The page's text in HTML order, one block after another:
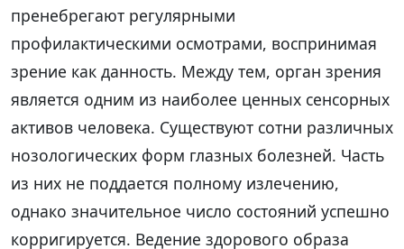
пренебрегают регулярными
профилактическими осмотрами, воспринимая
зрение как данность. Между тем, орган зрения
является одним из наиболее ценных сенсорных
активов человека. Существуют сотни различных
нозологических форм глазных болезней. Часть
из них не поддается полному излечению,
однако значительное число состояний успешно
корригируется. Ведение здорового образа